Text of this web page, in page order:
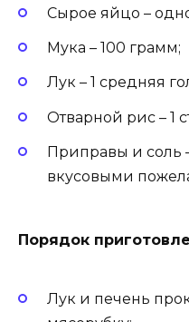
Сырое яйцо –
Мука – 100 грамм;
Лук – 1 средняя
Отварной рис – 1
Приправы и соль
вкусовыми
Порядок
Лук и печень